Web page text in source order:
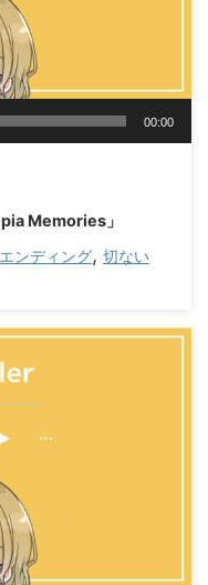
00:00
Memories」
エンディング, 切ない